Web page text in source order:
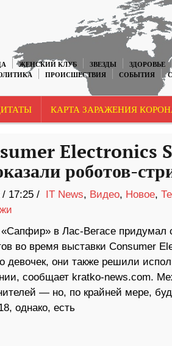
ЖЕНСКИЙ КЛУБ ЗВЕЗДЫ ЗДОРОВЬЕ
ПРОИСШЕСТВИЯ СОБЫТИЯ
КАРТА ЗАРАЖЕНИЯ
Electronics
роботов-
17:25 / IT News, Видео, Новое,
в Лас-Вегасе придумал
во время выставки Consumer
девочек, они также решили
сообщает kratko-news.com.
— но, по крайней мере,
однако, есть